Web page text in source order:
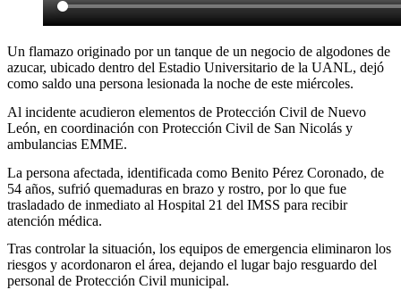
Un flamazo originado por un tanque de un negocio de algodones de
azucar, ubicado dentro del Estadio Universitario de la UANL, dejó
como saldo una persona lesionada la noche de este miércoles.
Al incidente acudieron elementos de Protección Civil de Nuevo
León, en coordinación con Protección Civil de San Nicolás y
ambulancias EMME.
La persona afectada, identificada como Benito Pérez Coronado, de
54 años, sufrió quemaduras en brazo y rostro, por lo que fue
trasladado de inmediato al Hospital 21 del IMSS para recibir
atención médica.
Tras controlar la situación, los equipos de emergencia eliminaron los
riesgos y acordonaron el área, dejando el lugar bajo resguardo del
personal de Protección Civil municipal.